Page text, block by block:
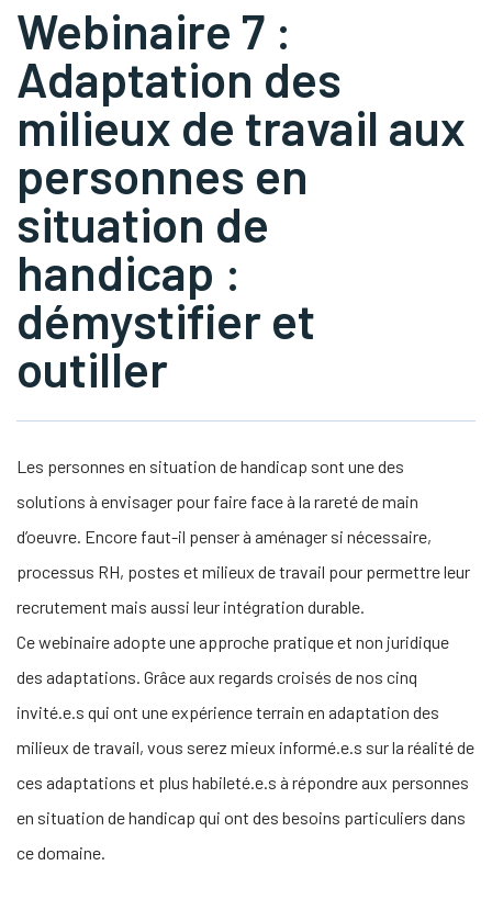
Will Open In A New Window)
Webinaire 7 :
Adaptation des
milieux de travail aux
personnes en
situation de
handicap :
démystifier et
outiller
Les personnes en situation de handicap sont une des
solutions à envisager pour faire face à la rareté de main
d’oeuvre. Encore faut-il penser à aménager si nécessaire,
processus RH, postes et milieux de travail pour permettre leur
recrutement mais aussi leur intégration durable.
Ce webinaire adopte une approche pratique et non juridique
des adaptations. Grâce aux regards croisés de nos cinq
invité.e.s qui ont une expérience terrain en adaptation des
milieux de travail, vous serez mieux informé.e.s sur la réalité de
ces adaptations et plus habileté.e.s à répondre aux personnes
en situation de handicap qui ont des besoins particuliers dans
ce domaine.